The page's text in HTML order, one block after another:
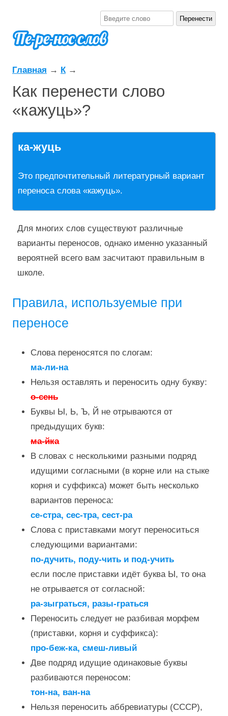
Главная → К →
Как перенести слово
«кажуць»?
ка-жуць
Это предпочтительный литературный вариант
переноса слова «кажуць».
Для многих слов существуют различные
варианты переносов, однако именно указанный
вероятней всего вам засчитают правильным в
школе.
Правила, используемые при
переносе
Слова переносятся по слогам:
ма-ли-на
Нельзя оставлять и переносить одну букву:
о-сень
Буквы Ы, Ь, Ъ, Й не отрываются от
предыдущих букв:
ма-йка
В словах с несколькими разными подряд
идущими согласными (в корне или на стыке
корня и суффикса) может быть несколько
вариантов переноса:
се-стра, сес-тра, сест-ра
Слова с приставками могут переноситься
следующими вариантами:
по-дучить, поду-чить и под-учить
если после приставки идёт буква Ы, то она
не отрывается от согласной:
ра-зыграться, разы-граться
Переносить следует не разбивая морфем
(приставки, корня и суффикса):
про-беж-ка, смеш-ливый
Две подряд идущие одинаковые буквы
разбиваются переносом:
тон-на, ван-на
Нельзя переносить аббревиатуры (СССР),